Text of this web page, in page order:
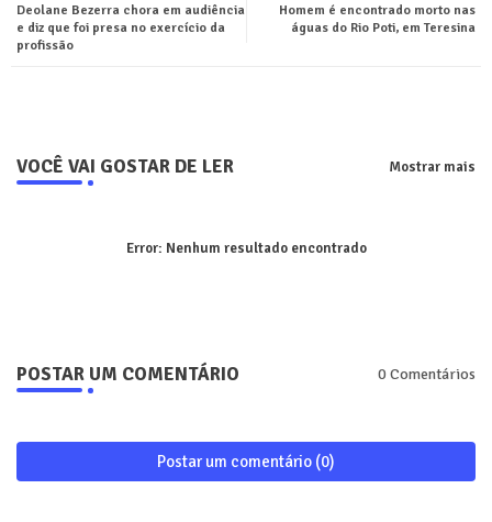
ter tsaHomem é encontrado morto nas
águas do Rio Poti, em Teresina
Deolane Bezerra chora em audiência
e diz que foi presa no exercício da
profissão
VOCÊ VAI GOSTAR DE LER Mostrar mais
Error: Nenhum resultado encontrado
POSTAR UM COMENTÁRIO 0 Comentários
Postar um comentário (0)